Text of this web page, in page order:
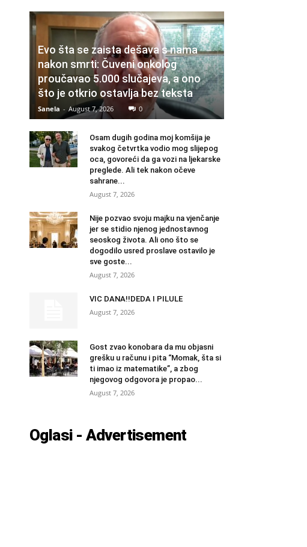
Evo šta se zaista dešava s nama
nakon smrti: Čuveni onkolog
proučavao 5.000 slučajeva, a ono
što je otkrio ostavlja bez teksta
Sanela - August 7, 2026 0
Osam dugih godina moj komšija je
svakog četvrtka vodio mog slijepog
oca, govoreći da ga vozi na ljekarske
preglede. Ali tek nakon očeve
sahrane...
August 7, 2026
Nije pozvao svoju majku na vjenčanje
jer se stidio njenog jednostavnog
seoskog života. Ali ono što se
dogodilo usred proslave ostavilo je
sve goste...
August 7, 2026
VIC DANA!!DEDA I PILULE
August 7, 2026
Gost zvao konobara da mu objasni
grešku u računu i pita “Momak, šta si
ti imao iz matematike”, a zbog
njegovog odgovora je propao...
August 7, 2026
Oglasi - Advertisement